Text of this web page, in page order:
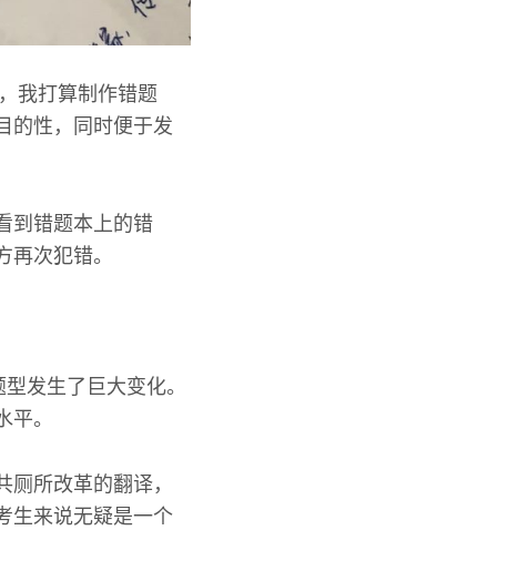
我打算制作错题
的性，同时便于发
到错题本上的错
次犯错。
发生了巨大变化。
。
所改革的翻译，
生来说无疑是一个